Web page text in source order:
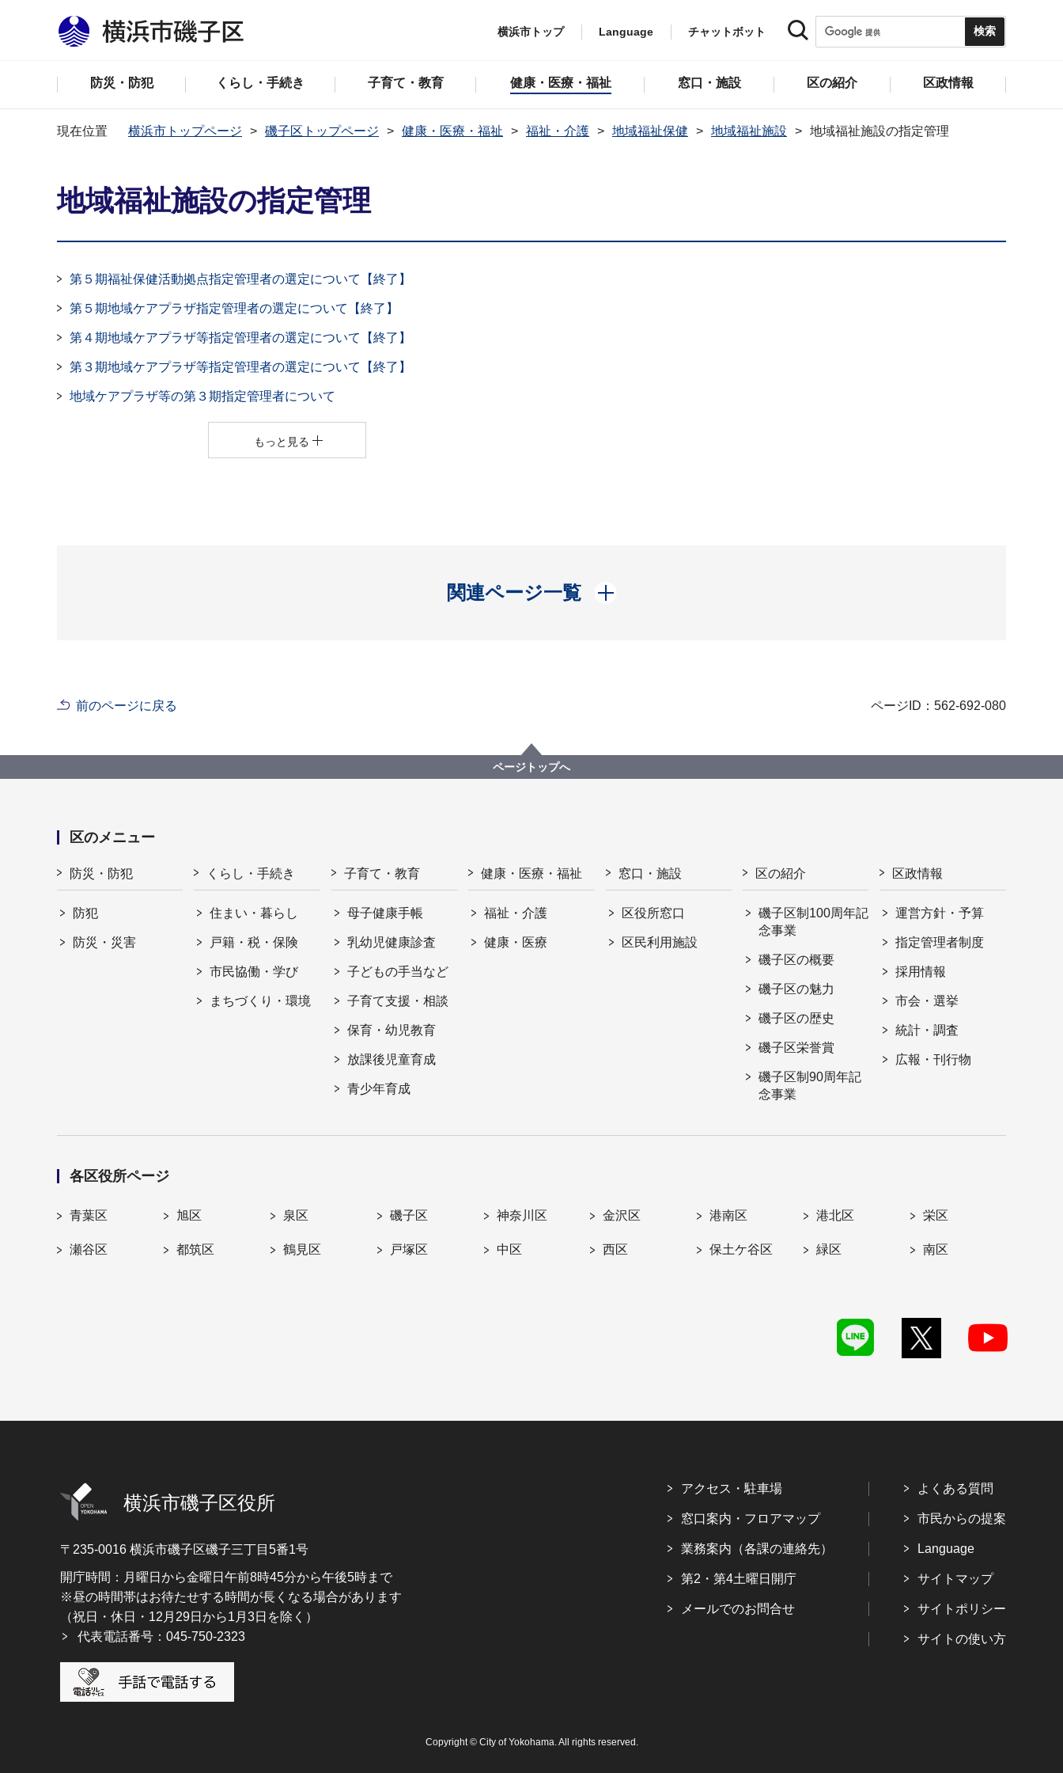
横浜市トップ Language チャットボット
防災・防犯 くらし・手続き 子育て・教育 健康・医療・福祉 窓口・施設 区の紹介 区政情報
現在位置 横浜市トップページ 磯子区トップページ 健康・医療・福祉 福祉・介護 地域福祉保健 地域福祉施設 地域福祉施設の指定管理
地域福祉施設の指定管理
第５期福祉保健活動拠点指定管理者の選定について【終了】
第５期地域ケアプラザ指定管理者の選定について【終了】
第４期地域ケアプラザ等指定管理者の選定について【終了】
第３期地域ケアプラザ等指定管理者の選定について【終了】
地域ケアプラザ等の第３期指定管理者について
もっと見る
関連ページ一覧
開く
前のページに戻る ページID：562-692-080
ページトップへ
区のメニュー
防災・防犯
防犯
防災・災害
くらし・手続き
住まい・暮らし
戸籍・税・保険
市民協働・学び
まちづくり・環境
子育て・教育
母子健康手帳
乳幼児健康診査
子どもの手当など
子育て支援・相談
保育・幼児教育
放課後児童育成
青少年育成
健康・医療・福祉
福祉・介護
健康・医療
窓口・施設
区役所窓口
区民利用施設
区の紹介
磯子区制100周年記
念事業
磯子区の概要
磯子区の魅力
磯子区の歴史
磯子区栄誉賞
磯子区制90周年記
念事業
区政情報
運営方針・予算
指定管理者制度
採用情報
市会・選挙
統計・調査
広報・刊行物
各区役所ページ
青葉区 旭区 泉区 磯子区 神奈川区 金沢区 港南区 港北区 栄区
瀬谷区 都筑区 鶴見区 戸塚区 中区 西区 保土ケ谷区 緑区 南区
横浜市磯子区役所
〒235-0016 横浜市磯子区磯子三丁目5番1号
開庁時間：月曜日から金曜日午前8時45分から午後5時まで
※昼の時間帯はお待たせする時間が長くなる場合があります
（祝日・休日・12月29日から1月3日を除く）
代表電話番号：045-750-2323
アクセス・駐車場
窓口案内・フロアマップ
業務案内（各課の連絡先）
第2・第4土曜日開庁
メールでのお問合せ
よくある質問
市民からの提案
Language
サイトマップ
サイトポリシー
サイトの使い方
Copyright © City of Yokohama. All rights reserved.